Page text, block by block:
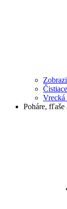
Vrecká
Poháre,